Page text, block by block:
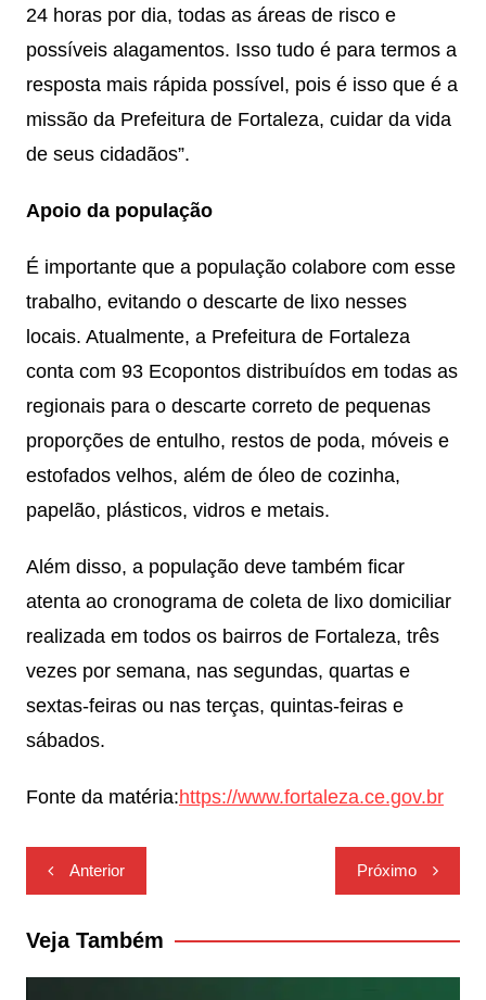
24 horas por dia, todas as áreas de risco e
possíveis alagamentos. Isso tudo é para termos a
resposta mais rápida possível, pois é isso que é a
missão da Prefeitura de Fortaleza, cuidar da vida
de seus cidadãos”.
Apoio da população
É importante que a população colabore com esse
trabalho, evitando o descarte de lixo nesses
locais. Atualmente, a Prefeitura de Fortaleza
conta com 93 Ecopontos distribuídos em todas as
regionais para o descarte correto de pequenas
proporções de entulho, restos de poda, móveis e
estofados velhos, além de óleo de cozinha,
papelão, plásticos, vidros e metais.
Além disso, a população deve também ficar
atenta ao cronograma de coleta de lixo domiciliar
realizada em todos os bairros de Fortaleza, três
vezes por semana, nas segundas, quartas e
sextas-feiras ou nas terças, quintas-feiras e
sábados.
Fonte da matéria:https://www.fortaleza.ce.gov.br
Navegação
de
Post
Anterior Próximo
Veja Também